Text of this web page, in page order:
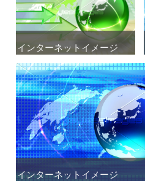
インターネットイメージ
インターネットイメージ
インターネットイメージ
インターネットイメージ